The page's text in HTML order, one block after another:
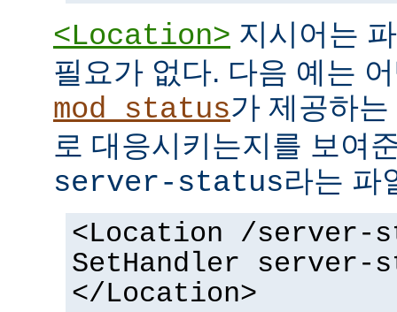
<Location> 지시어는
필요가 없다. 다음 예는
mod_status가 제공하
로 대응시키는지를 보여
server-status라는 파
<Location /server-
SetHandler server-
</Location>